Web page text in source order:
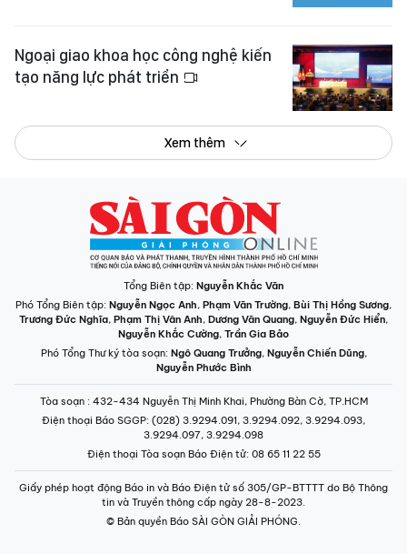
Ngoại giao khoa học công nghệ kiến
tạo năng lực phát triển
Xem thêm
Tổng Biên tập: Nguyễn Khắc Văn
Phó Tổng Biên tập: Nguyễn Ngọc Anh, Phạm Văn Trường, Bùi Thị Hồng Sương,
Trương Đức Nghĩa, Phạm Thị Vân Anh, Dương Văn Quang, Nguyễn Đức Hiển,
Nguyễn Khắc Cường, Trần Gia Bảo
Phó Tổng Thư ký tòa soạn: Ngô Quang Trưởng, Nguyễn Chiến Dũng,
Nguyễn Phước Bình
Tòa soạn : 432-434 Nguyễn Thị Minh Khai, Phường Bàn Cờ, TP.HCM
Điện thoại Báo SGGP: (028) 3.9294.091, 3.9294.092, 3.9294.093,
3.9294.097, 3.9294.098
Điện thoại Tòa soạn Báo Điện tử: 08 65 11 22 55
Giấy phép hoạt động Báo in và Báo Điện tử số 305/GP-BTTTT do Bộ Thông
tin và Truyền thông cấp ngày 28-8-2023.
© Bản quyền Báo SÀI GÒN GIẢI PHÓNG.